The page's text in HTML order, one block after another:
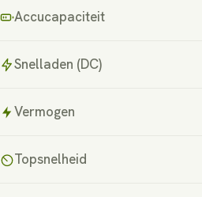
Accucapaciteit
Snelladen (DC)
Vermogen
Topsnelheid